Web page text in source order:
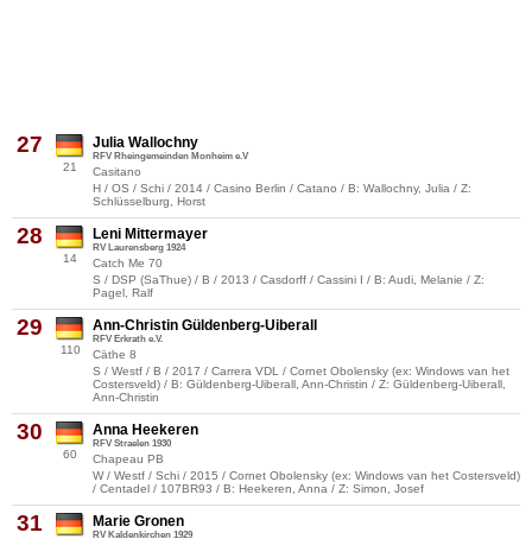
27
21
Julia Wallochny
RFV Rheingemeinden Monheim e.V
Casitano
H / OS / Schi / 2014 / Casino Berlin / Catano / B: Wallochny, Julia / Z:
Schlüsselburg, Horst
28
14
Leni Mittermayer
RV Laurensberg 1924
Catch Me 70
S / DSP (SaThue) / B / 2013 / Casdorff / Cassini I / B: Audi, Melanie / Z:
Pagel, Ralf
29
110
Ann-Christin Güldenberg-Uiberall
RFV Erkrath e.V.
Cäthe 8
S / Westf / B / 2017 / Carrera VDL / Cornet Obolensky (ex: Windows van het
Costersveld) / B: Güldenberg-Uiberall, Ann-Christin / Z: Güldenberg-Uiberall,
Ann-Christin
30
60
Anna Heekeren
RFV Straelen 1930
Chapeau PB
W / Westf / Schi / 2015 / Cornet Obolensky (ex: Windows van het Costersveld)
/ Centadel / 107BR93 / B: Heekeren, Anna / Z: Simon, Josef
31 Marie Gronen
RV Kaldenkirchen 1929